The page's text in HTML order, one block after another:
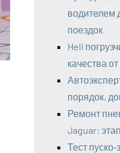
водителем
поездок
Heli
качества
порядок,
Ремонт
Jaguar:
Тест